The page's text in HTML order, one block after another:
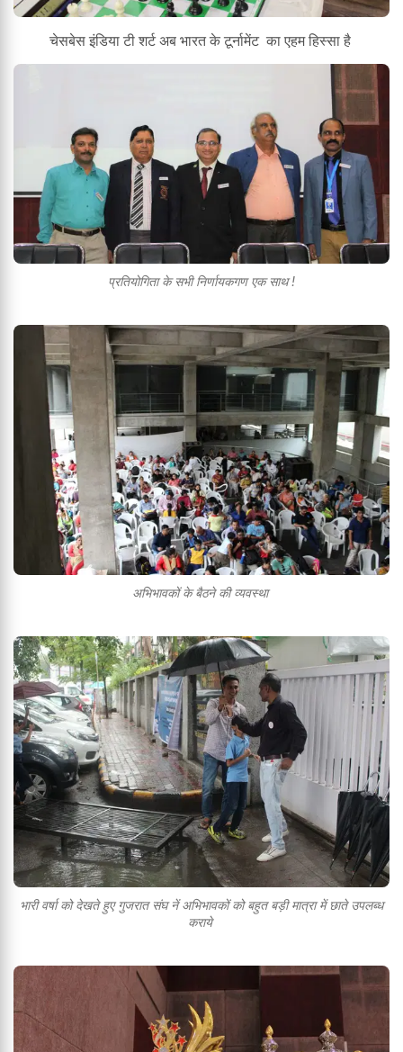
चेसबेस इंडिया टी शर्ट अब भारत के टूर्नामेंट का एहम हिस्सा है
प्रतियोगिता के सभी निर्णायकगण एक साथ !
अभिभावकों के बैठने की व्यवस्था
भारी वर्षा को देखते हुए गुजरात संघ नें अभिभावकों को बहुत बड़ी मात्रा में छाते उपलब्ध
कराये